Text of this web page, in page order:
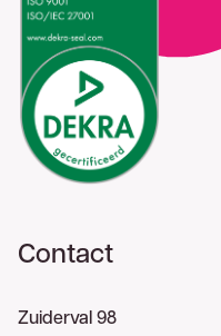
Contact
Zuiderval 98